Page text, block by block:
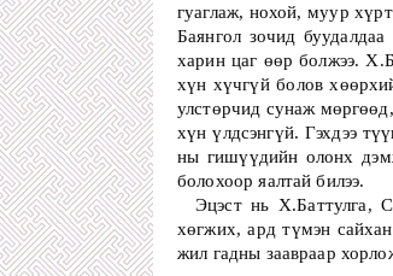
гуаглаж, нохой, муур
Баянгол зочид
харин цаг өөр болжээ.
хүн хүчгүй болов
улстөрчид сунаж
хүн үлдсэнгүй. Гэхдээ
ны гишүүдийн олонх
болохоор яалтай билээ.
хөгжих, ард түмэн
жил гадны заавраар